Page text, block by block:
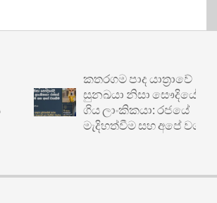
කතරගම පාද යාත්‍රාවේ
සුනඛයා නිසා සෞදියේදී හිරේ
ගිය ලාංකිකයා: රජයේ
මැදිහත්වීම සහ අපේ වගකීම